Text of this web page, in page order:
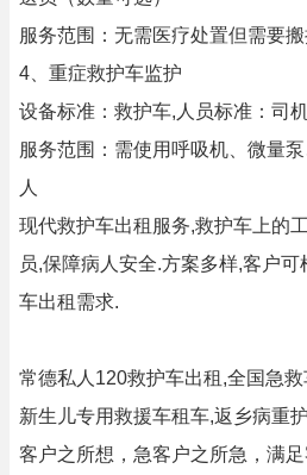
服务范围：无需医疗处置但需要
4、重症救护车监护
设备标准：救护车,人员标准：司
服务范围：需使用呼吸机、微量
人
现代救护车出租服务,救护车上的
员,保障病人安全.方案多样,客户
车出租需求.
常德私人120救护车出租,全国急
新生儿专用救援车租车,返乡病重
客户之所想，急客户之所急，满